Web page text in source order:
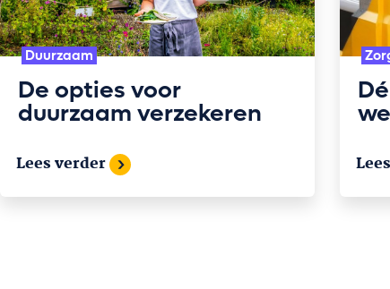
Duurzaam
De opties voor
duurzaam verzekeren
Lees verder